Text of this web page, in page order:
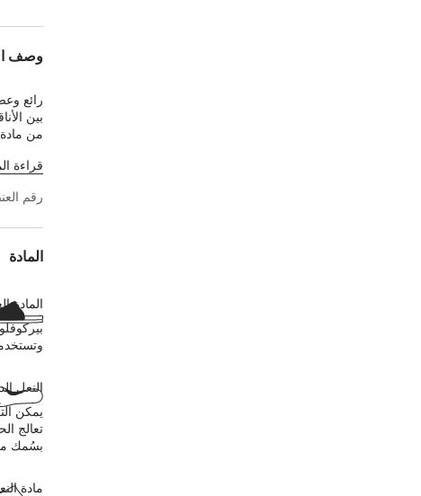
وصف
رائع
بين
من مادة
قراءة
رقم
المادة
المادة
النعل
يمكن
تعالج
بسُمك من 2,8 إلى 3,2 ملليمترات في
مادة